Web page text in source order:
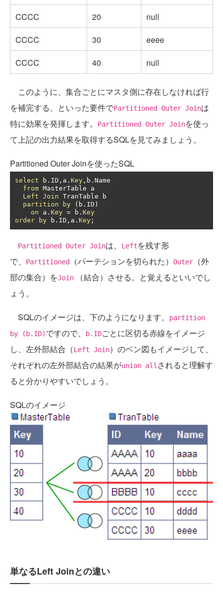
CCCC
20
null
CCCC
30
eeee
CCCC
40 null
このように、集合ごとにマスタ側に存在しなければ行
を補完する、といった要件でPartitioned Outer Joinは
特に効果を発揮します。
Partitioned Outer Joinを使っ
て上記の出力結果を取得するSQLを見てみましょう。
Partitioned Outer Joinを使ったSQL
select b . ID , a . Key , b . Name
from MasterTable a
Left Join TranTable b
partition
by ( b . ID )
on a . Key = b . Key
order
by b . ID , a . Key ;
Partitioned Outer Joinは、 Leftを残す形
で、
Partitioned （パーテションを切られた） Outer
（外
部の集合）をJoin
（結合）させる。と覚えるといいでし
ょう。
SQLのイメージは、下のようになります。
partition
by (b.ID)ですので、 b.IDごとに区切る赤線をイメージ
し、左外部結合（Left Join）のベン図もイメージして、
それぞれの左外部結合の結果がunion all されると理解す
ると分かりやすいでしょう。
SQLのイメージ
単なるLeft Joinとの違い